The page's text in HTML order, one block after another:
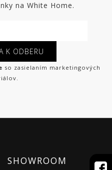
na White Home.
K ODBERU
so zasielaním marketingových
SHOWROOM